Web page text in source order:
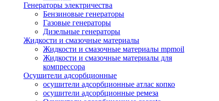
Генераторы электричества
Бензиновые генераторы
Газовые генераторы
Дизельные генераторы
Жидкости и смазочные материалы
Жидкости и смазочные материалы mpmoil
Жидкости и смазочные материалы для
компрессора
Осушители адсорбционные
осушители адсорбционные атлас копко
осушители адсорбционные ремеза